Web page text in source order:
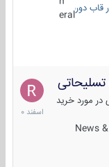
دوربین
eral
مورد خرید
7
اسفند
1400